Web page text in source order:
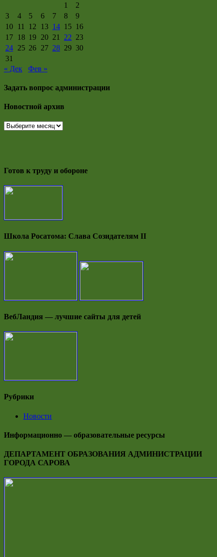
1
2
3
4 5 6 7 8
9
10 11 12 13 14 15 16
17 18 19 20 21 22 23
24 25 26 27 28 29 30
31
« Дек
Фев »
Задать вопрос администрации
Новостной архив
Новостной
Готов к труду и обороне
Школа Росатома: Слава Созидателям II
ВебЛандия — лучшие сайты для детей
Рубрики
Новости
Информационно — образовательные ресурсы
ДЕПАРТАМЕНТ ОБРАЗОВАНИЯ АДМИНИСТРАЦИИ
ГОРОДА САРОВА